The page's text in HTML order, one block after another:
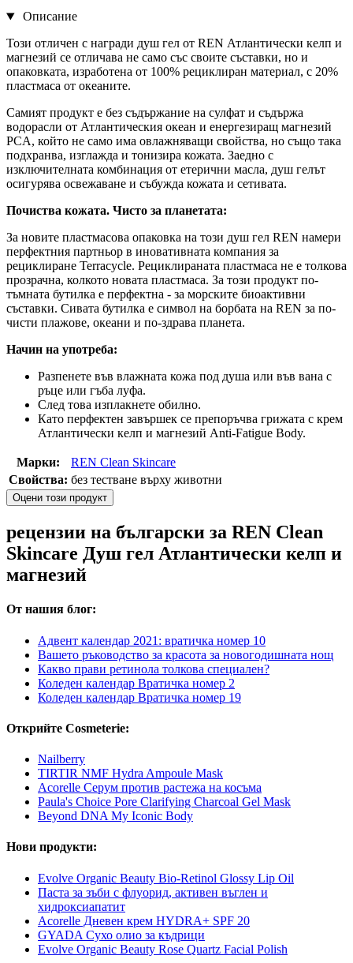
Описание
Този отличен с награди душ гел от REN Атлантически келп и
магнезий се отличава не само със своите съставки, но и
опаковката, изработена от 100% рециклиран материал, с 20%
пластмаса от океаните.
Самият продукт е без съдържание на сулфат и съдържа
водорасли от Атлантическия океан и енергезиращ магнезий
PCA, който не само има овлажняващи свойства, но също така
подхранва, изглажда и тонизира кожата. Заедно с
изключителната комбинация от етерични масла, душ гелът
осигурява освежаване и събужда кожата и сетивата.
Почиства кожата. Чисто за планетата:
За новите пластмасова опаковка на този душ гел REN намери
перфектния партньор в иновативната компания за
рециклиране Terracycle. Рециклираната пластмаса не е толкова
прозрачна, колкото новата пластмаса. За този продукт по-
тъмната бутилка е перфектна - за морските биоактивни
съставки. Сивата бутилка е символ на борбата на REN за по-
чисти плажове, океани и по-здрава планета.
Начин на употреба:
Разпенете във влажната кожа под душа или във вана с
ръце или гъба луфа.
След това изплакнете обилно.
Като перфектен завършек се препоръчва грижата с крем
Атлантически келп и магнезий Anti-Fatigue Body.
Марки:
REN Clean Skincare
Свойства: без тестване върху животни
Оцени този продукт
рецензии на български за REN Clean
Skincare Душ гел Атлантически келп и
магнезий
От нашия блог:
Адвент календар 2021: вратичка номер 10
Вашето ръководство за красота за новогодишната нощ
Какво прави ретинола толкова специален?
Коледен календар Вратичка номер 2
Коледен календар Вратичка номер 19
Открийте Cosmeterie:
Nailberry
TIRTIR NMF Hydra Ampoule Mask
Acorelle Серум против растежа на косъма
Paula's Choice Pore Clarifying Charcoal Gel Mask
Beyond DNA My Iconic Body
Нови продукти:
Evolve Organic Beauty Bio-Retinol Glossy Lip Oil
Паста за зъби с флуорид, активен въглен и
хидроксиапатит
Acorelle Дневен крем HYDRA+ SPF 20
GYADA Сухо олио за къдрици
Evolve Organic Beauty Rose Quartz Facial Polish